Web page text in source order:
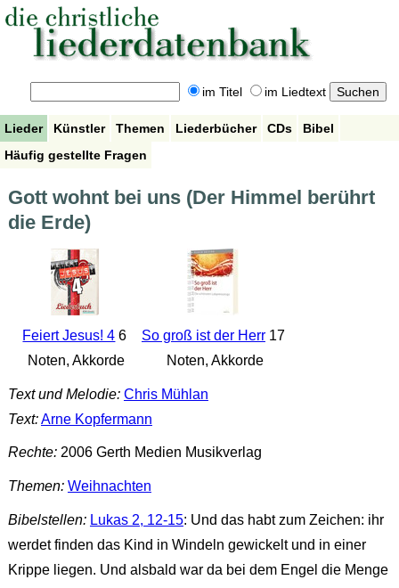
im Titel im Liedtext
Lieder Künstler Themen Liederbücher CDs
Bibel
Häufig gestellte Fragen
Gott wohnt bei uns (Der Himmel berührt
die Erde)
Feiert Jesus! 4 6
Noten, Akkorde
So groß ist der Herr17
Noten, Akkorde
Text und Melodie: Chris Mühlan
Text:Arne Kopfermann
Rechte:2006 Gerth Medien Musikverlag
Themen: Weihnachten
Bibelstellen: Lukas 2, 12-15: Und das habt zum Zeichen: ihr
werdet finden das Kind in Windeln gewickelt und in einer
Krippe liegen. Und alsbald war da bei dem Engel die Menge